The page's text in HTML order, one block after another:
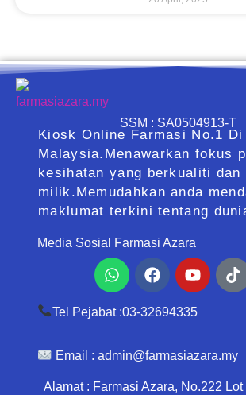
SSM : SA0504913-T
Kiosk Online Farmasi No.1 Di
Malaysia.Menawarkan fokus
kesihatan yang berkualiti dan
milik.Memudahkan anda
maklumat terkini tentang
Media Sosial Farmasi Azara
WhatsappFacebook
Tel Pejabat :03-32694335
Email : admin@farmasiazara.my
Alamat : Farmasi Azara, No.222